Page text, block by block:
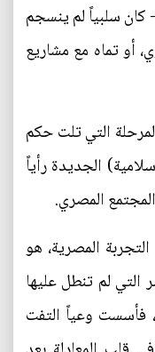
كان سلبياً لم ينسجم
أو تماه مع مشاريع
التي تلت حكم
الجديدة رأياً
المصري.
المصرية، هو
التي لم تنطل عليها
فأسست وعياً التفت